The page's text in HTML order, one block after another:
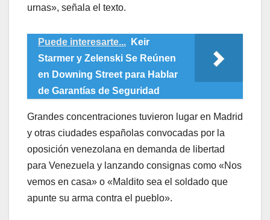
urnas», señala el texto.
Puede interesarte...
Keir
Starmer y Zelenski Se Reúnen
en Downing Street para Hablar
de Garantías de Seguridad
Grandes concentraciones tuvieron lugar en Madrid
y otras ciudades españolas convocadas por la
oposición venezolana en demanda de libertad
para Venezuela y lanzando consignas como «Nos
vemos en casa» o «Maldito sea el soldado que
apunte su arma contra el pueblo».